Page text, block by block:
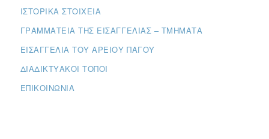
ΙΣΤΟΡΙΚΆ ΣΤΟΙΧΕΊΑ
ΓΡΑΜΜΑΤΕΊΑ ΤΗΣ ΕΙΣΑΓΓΕΛΊΑΣ – ΤΜΉΜΑΤΑ
ΕΙΣΑΓΓΕΛΊΑ ΤΟΥ ΑΡΕΊΟΥ ΠΆΓΟΥ
ΔΙΑΔΙΚΤΥΑΚΟΊ ΤΌΠΟΙ
ΕΠΙΚΟΙΝΩΝΊΑ